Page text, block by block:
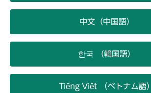
中文（中国語）
한국 （韓国語）
Tiếng Việt （ベトナム語）